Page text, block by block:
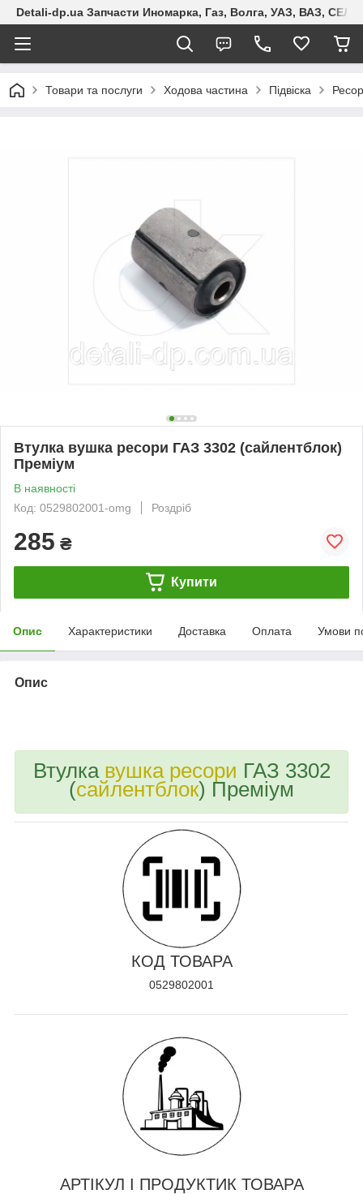
Detali-dp.ua Запчасти Иномарка, Газ, Волга, УАЗ, ВАЗ,
Товари та послуги Ходова частина Підвіска
Втулка вушка ресори ГАЗ 3302 (сайлентблок)
Преміум
В наявності
Код: 0529802001-omg
Роздріб
285 ₴
Купити
Опис Характеристики Доставка Оплата Умови
Опис
Втулка вушка ресори ГАЗ 3302
(сайлентблок) Преміум
КОД ТОВАРА
0529802001
АРТІКУЛ І ПРОДУКТИК ТОВАРА